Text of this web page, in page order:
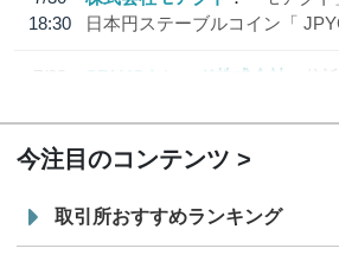
18:30
日本円ステーブルコイン「
7/29
SBI VCトレード株式会社
信
今注目のコンテンツ
取引所おすすめランキング